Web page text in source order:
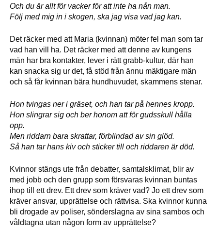
Och du är allt för vacker för att inte ha nån man.
Följ med mig in i skogen, ska jag visa vad jag kan.
Det räcker med att Maria (kvinnan) möter fel man som tar
vad han vill ha. Det räcker med att denne av kungens
män har bra kontakter, lever i rätt grabb-kultur, där han
kan snacka sig ur det, få stöd från ännu mäktigare män
och så får kvinnan bära hundhuvudet, skammens stenar.
Hon tvingas ner i gräset, och han tar på hennes kropp.
Hon slingrar sig och ber honom att för gudsskull hålla
opp.
Men riddarn bara skrattar, förblindad av sin glöd.
Så han tar hans kiv och sticker till och riddaren är död.
Kvinnor stängs ute från debatter, samtalsklimat, blir av
med jobb och den grupp som försvaras kvinnan buntas
ihop till ett drev. Ett drev som kräver vad? Jo ett drev som
kräver ansvar, upprättelse och rättvisa. Ska kvinnor kunna
bli drogade av poliser, sönderslagna av sina sambos och
våldtagna utan någon form av upprättelse?